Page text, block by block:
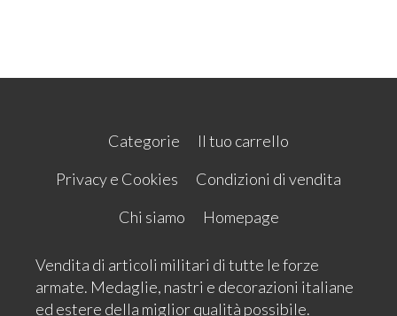
Categorie
Il tuo carrello
Privacy e Cookies
Condizioni di vendita
Chi siamo
Homepage
Vendita di articoli militari di tutte le forze
armate. Medaglie, nastri e decorazioni italiane
ed estere della miglior qualità possibile.